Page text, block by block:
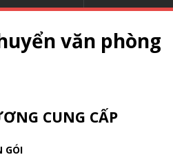
văn phòng
CUNG CẤP
GÓI